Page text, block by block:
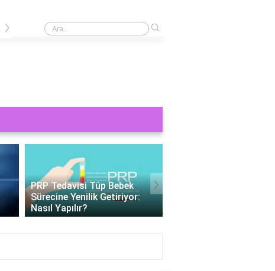
Saat 11'den 2 saat 15 dakika sonra saat kaç olacak?
›
Tüp Bebek 11 Gün Beta HCG
Değerleri: Gebelik
Belirteçlerinin Anlamı
›